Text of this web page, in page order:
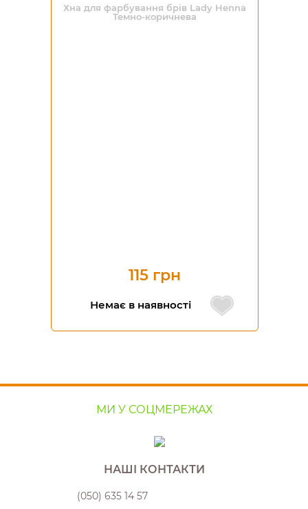
Хна для фарбування брів Lady Henna
Темно-коричнева
115 грн
Немає в наявності
МИ У СОЦМЕРЕЖАХ
НАШІ КОНТАКТИ
(050) 635 14 57